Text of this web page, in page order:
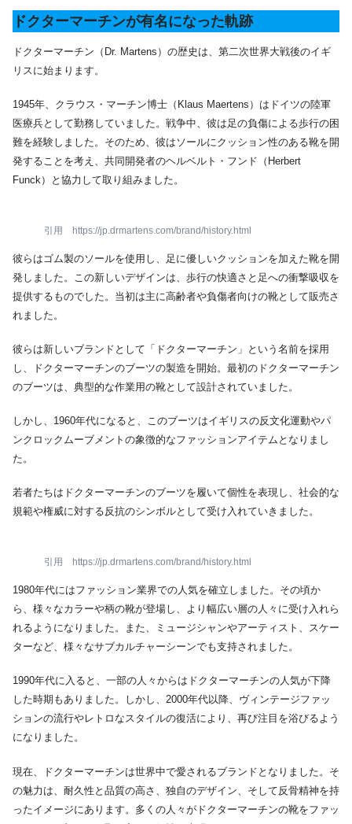
ドクターマーチンが有名になった軌跡
ドクターマーチン（Dr. Martens）の歴史は、第二次世界大戦後のイギ
リスに始まります。
1945年、クラウス・マーチン博士（Klaus Maertens）はドイツの陸軍
医療兵として勤務していました。戦争中、彼は足の負傷による歩行の困
難を経験しました。そのため、彼はソールにクッション性のある靴を開
発することを考え、共同開発者のヘルベルト・フンド（Herbert
Funck）と協力して取り組みました。
引用 https://jp.drmartens.com/brand/history.html
彼らはゴム製のソールを使用し、足に優しいクッションを加えた靴を開
発しました。この新しいデザインは、歩行の快適さと足への衝撃吸収を
提供するものでした。当初は主に高齢者や負傷者向けの靴として販売さ
れました。
彼らは新しいブランドとして「ドクターマーチン」という名前を採用
し、ドクターマーチンのブーツの製造を開始。最初のドクターマーチン
のブーツは、典型的な作業用の靴として設計されていました。
しかし、1960年代になると、このブーツはイギリスの反文化運動やパ
ンクロックムーブメントの象徴的なファッションアイテムとなりまし
た。
若者たちはドクターマーチンのブーツを履いて個性を表現し、社会的な
規範や権威に対する反抗のシンボルとして受け入れていきました。
引用 https://jp.drmartens.com/brand/history.html
1980年代にはファッション業界での人気を確立しました。その頃か
ら、様々なカラーや柄の靴が登場し、より幅広い層の人々に受け入れら
れるようになりました。また、ミュージシャンやアーティスト、スケー
ターなど、様々なサブカルチャーシーンでも支持されました。
1990年代に入ると、一部の人々からはドクターマーチンの人気が下降
した時期もありました。しかし、2000年代以降、ヴィンテージファッ
ションの流行やレトロなスタイルの復活により、再び注目を浴びるよう
になりました。
現在、ドクターマーチンは世界中で愛されるブランドとなりました。そ
の魅力は、耐久性と品質の高さ、独自のデザイン、そして反骨精神を持
ったイメージにあります。多くの人々がドクターマーチンの靴をファッ